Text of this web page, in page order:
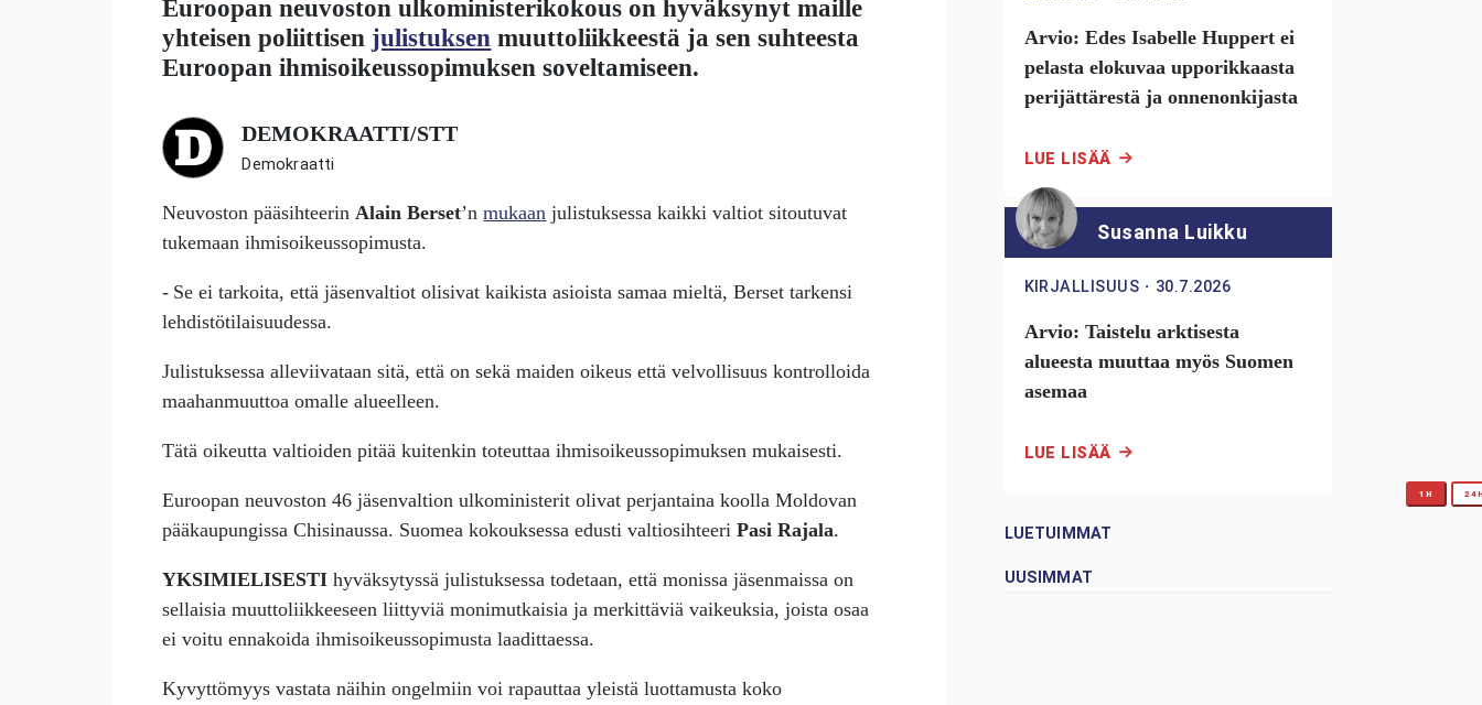
Euroopan neuvoston ulkoministerikokous on hyväksynyt maille
yhteisen poliittisen julistuksen muuttoliikkeestä ja sen suhteesta
Euroopan ihmisoikeussopimuksen soveltamiseen.
DEMOKRAATTI/STT
Demokraatti
Neuvoston pääsihteerin Alain Berset’nmukaan julistuksessa kaikki valtiot sitoutuvat
tukemaan ihmisoikeussopimusta.
- Se ei tarkoita, että jäsenvaltiot olisivat kaikista asioista samaa mieltä, Berset tarkensi
lehdistötilaisuudessa.
Julistuksessa alleviivataan sitä, että on sekä maiden oikeus että velvollisuus kontrolloida
maahanmuuttoa omalle alueelleen.
Tätä oikeutta valtioiden pitää kuitenkin toteuttaa ihmisoikeussopimuksen mukaisesti.
Euroopan neuvoston 46 jäsenvaltion ulkoministerit olivat perjantaina koolla Moldovan
pääkaupungissa Chisinaussa. Suomea kokouksessa edusti valtiosihteeriPasi Rajala.
YKSIMIELISESTI hyväksytyssä julistuksessa todetaan, että monissa jäsenmaissa on
sellaisia muuttoliikkeeseen liittyviä monimutkaisia ja merkittäviä vaikeuksia, joista osaa
ei voitu ennakoida ihmisoikeussopimusta laadittaessa.
Kyvyttömyys vastata näihin ongelmiin voi rapauttaa yleistä luottamusta koko
Arvio: Edes Isabelle Huppert ei
pelasta elokuvaa upporikkaasta
perijättärestä ja onnenonkijasta
LUE LISÄÄ
Susanna Luikku
KIRJALLISUUS ・ 30.7.2026
Arvio: Taistelu arktisesta
alueesta muuttaa myös Suomen
asemaa
LUE LISÄÄ
LUETUIMMAT
1H
UUSIMMAT